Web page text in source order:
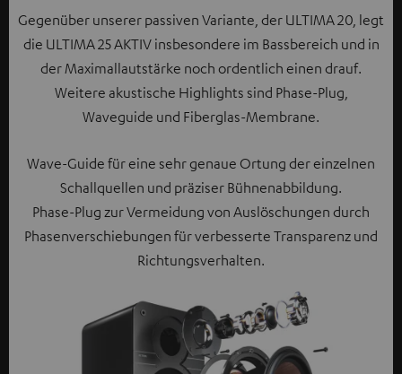
Gegenüber unserer passiven Variante, der ULTIMA 20, legt
die ULTIMA 25 AKTIV insbesondere im Bassbereich und in
der Maximallautstärke noch ordentlich einen drauf.
Weitere akustische Highlights sind Phase-Plug,
Waveguide und Fiberglas-Membrane.
Wave-Guide für eine sehr genaue Ortung der einzelnen
Schallquellen und präziser Bühnenabbildung.
Phase-Plug zur Vermeidung von Auslöschungen durch
Phasenverschiebungen für verbesserte Transparenz und
Richtungsverhalten.